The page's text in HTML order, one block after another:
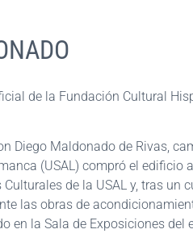
de la Fundación Cultural
Diego Maldonado de Rivas,
(USAL) compró el edificio
de la USAL y, tras un
las obras de
en la Sala de Exposiciones del